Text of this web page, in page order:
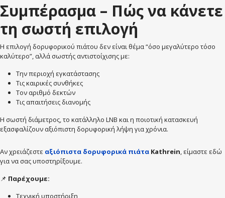
Συμπέρασμα – Πώς να κάνετε
τη σωστή επιλογή
Η επιλογή δορυφορικού πιάτου δεν είναι θέμα “όσο μεγαλύτερο τόσο
καλύτερο”, αλλά σωστής αντιστοίχισης με:
Την περιοχή εγκατάστασης
Τις καιρικές συνθήκες
Τον αριθμό δεκτών
Τις απαιτήσεις διανομής
Η σωστή διάμετρος, το κατάλληλο LNB και η ποιοτική κατασκευή
εξασφαλίζουν αξιόπιστη δορυφορική λήψη για χρόνια.
Αν χρειάζεστε αξιόπιστα δορυφορικά πιάτα Kathrein, είμαστε εδώ
για να σας υποστηρίξουμε.
📌 Παρέχουμε:
Τεχνική υποστήριξη